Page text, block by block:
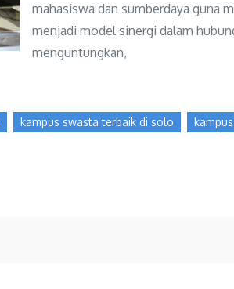
mahasiswa dan sumberdaya guna
menjadi model sinergi dalam
menguntungkan,
kampus swasta terbaik di solo